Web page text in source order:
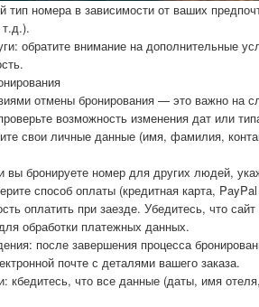
тип номера в зависимости от ваших
обратите внимание на дополнительные
отмены бронирования — это важно на
возможность изменения дат или
свои личные данные (имя, фамилия,
вы бронируете номер для других людей,
способ оплаты (кредитная карта,
оплатить при заезде. Убедитесь, что
обработки платежных данных.
после завершения процесса
почте с деталями вашего заказа.
кбедитесь, что все данные (даты, имя